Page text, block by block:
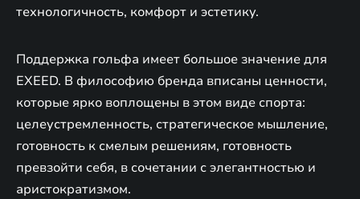
технологичность, комфорт и эстетику.
Поддержка гольфа имеет большое значение для
EXEED. В философию бренда вписаны ценности,
которые ярко воплощены в этом виде спорта:
целеустремленность, стратегическое мышление,
готовность к смелым решениям, готовность
превзойти себя, в сочетании с элегантностью и
аристократизмом.